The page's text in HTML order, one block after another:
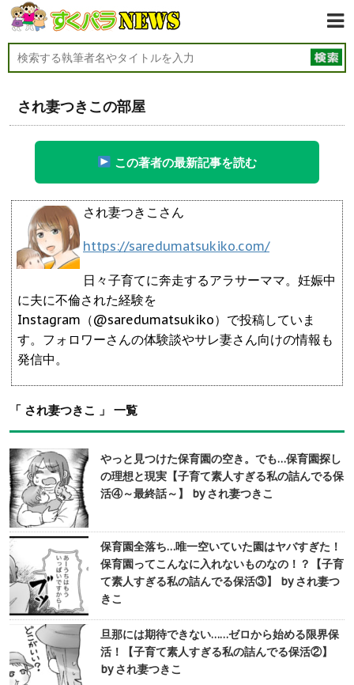
され妻つきこの部屋
この著者の最新記事を読む
され妻つきこさん
https://saredumatsukiko.com/
日々子育てに奔走するアラサーママ。妊娠中
に夫に不倫された経験を
Instagram（@saredumatsukiko）で投稿していま
す。フォロワーさんの体験談やサレ妻さん向けの情報も
発信中。
「 され妻つきこ 」 一覧
やっと見つけた保育園の空き。でも…保育園探し
の理想と現実【子育て素人すぎる私の詰んでる保
活④～最終話～】 by され妻つきこ
保育園全落ち…唯一空いていた園はヤバすぎた！
保育園ってこんなに入れないものなの！？【子育
て素人すぎる私の詰んでる保活③】 by され妻つ
きこ
旦那には期待できない……ゼロから始める限界保
活！【子育て素人すぎる私の詰んでる保活②】
by され妻つきこ